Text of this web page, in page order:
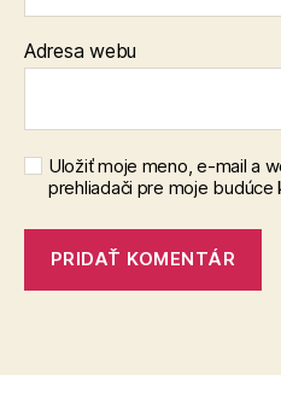
Adresa webu
Uložiť moje meno, e-mail a
prehliadači pre moje budúce